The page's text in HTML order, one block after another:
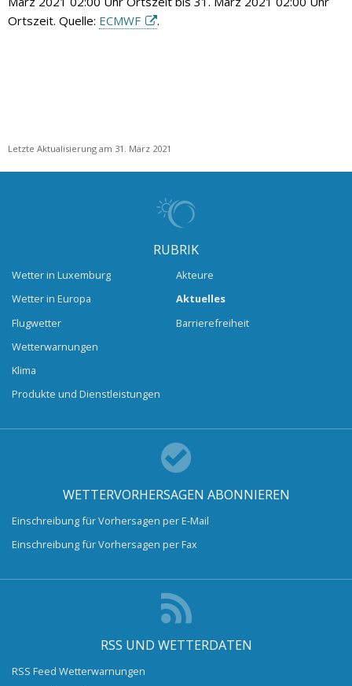
Ortszeit. Quelle: ECMWF .
Letzte Aktualisierung am 31. März 2021
RUBRIK
Wetter in Luxemburg
Wetter in Europa
Flugwetter
Wetterwarnungen
Klima
Produkte und Dienstleistungen
Akteure
Aktuelles
Barrierefreiheit
WETTERVORHERSAGEN ABONNIEREN
Einschreibung für Vorhersagen per E-Mail
Einschreibung für Vorhersagen per Fax
RSS UND WETTERDATEN
RSS Feed Wetterwarnungen